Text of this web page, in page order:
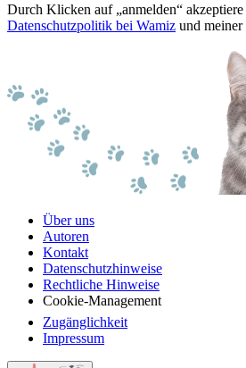
Durch Klicken auf „anmelden“
Datenschutzpolitik bei Wamiz und meiner
Über uns
Autoren
Kontakt
Datenschutzhinweise
Rechtliche Hinweise
Cookie-Management
Zugänglichkeit
Impressum